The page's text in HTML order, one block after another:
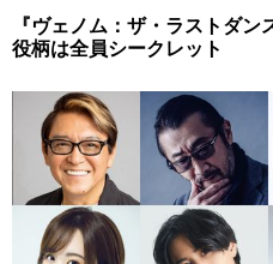
『ヴェノム：ザ・ラストダ
役柄は全員シークレット